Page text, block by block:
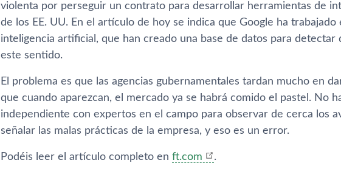
violenta por perseguir un contrato para desarrollar herramientas de
de los EE. UU. En el artículo de hoy se indica que Google ha
inteligencia artificial, que han creado una base de datos para detectar
este sentido.
El problema es que las agencias gubernamentales tardan mucho en
que cuando aparezcan, el mercado ya se habrá comido el pastel. No
independiente con expertos en el campo para observar de cerca los
señalar las malas prácticas de la empresa, y eso es un error.
Podéis leer el artículo completo en ft.com .